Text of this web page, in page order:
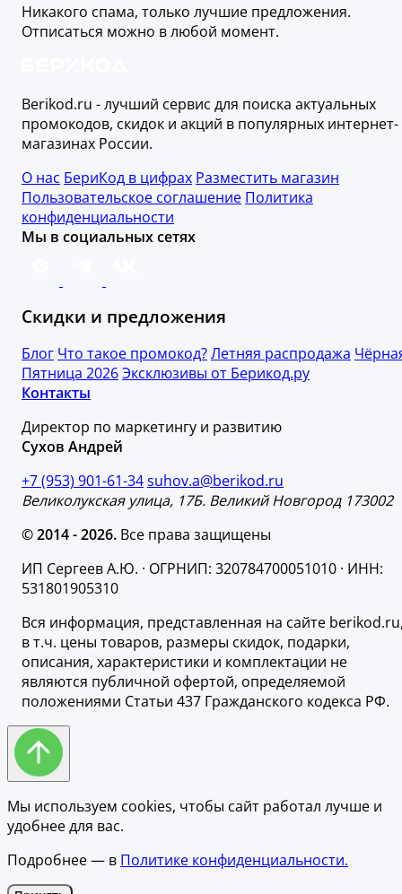
Никакого спама, только лучшие предложения.
Отписаться можно в любой момент.
Berikod.ru - лучший сервис для поиска актуальных
промокодов, скидок и акций в популярных интернет-
магазинах России.
О нас БериКод в цифрах Разместить магазин
Пользовательское соглашение Политика
конфиденциальности
Мы в социальных сетях
Скидки и предложения
Блог Что такое промокод?Летняя распродажа
Пятница 2026Эксклюзивы от Берикод.ру
Контакты
Директор по маркетингу и развитию
Сухов Андрей
+7 (953) 901-61-34suhov.a@berikod.ru
Великолукская улица, 17Б. Великий Новгород 173002
© 2014 - 2026. Все права защищены
ИП Сергеев А.Ю. · ОГРНИП: 320784700051010 · ИНН:
531801905310
Вся информация, представленная на сайте
в т.ч. цены товаров, размеры скидок, подарки,
описания, характеристики и комплектации не
являются публичной офертой, определяемой
положениями Статьи 437 Гражданского кодекса РФ.
Мы используем cookies, чтобы сайт работал лучше и
удобнее для вас.
Подробнее — в Политике конфиденциальности.